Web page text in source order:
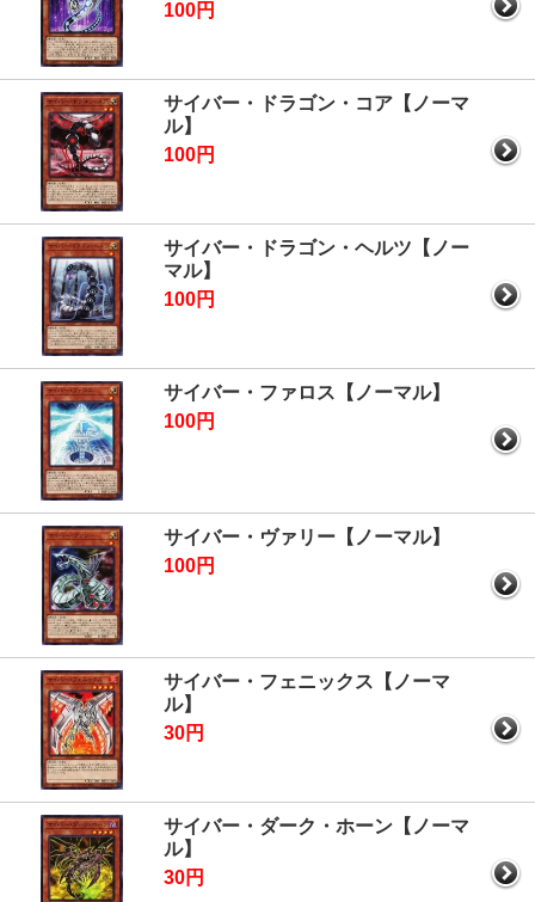
100円
サイバー・ドラゴン・コア【ノーマ
ル】
100円
サイバー・ドラゴン・ヘルツ【ノー
マル】
100円
サイバー・ファロス【ノーマル】
100円
サイバー・ヴァリー【ノーマル】
100円
サイバー・フェニックス【ノーマ
ル】
30円
サイバー・ダーク・ホーン【ノーマ
ル】
30円